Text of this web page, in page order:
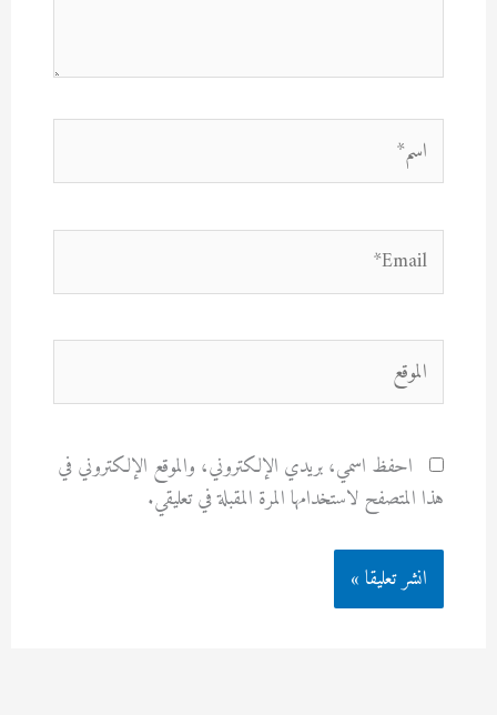
Email*
الموقع
احفظ اسمي، بريدي الإلكتروني، والموقع الإلكتروني في
هذا المتصفح لاستخدامها المرة المقبلة في تعليقي.